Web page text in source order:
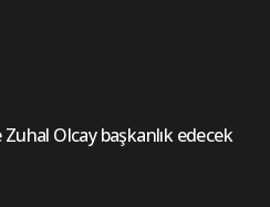
Zuhal Olcay başkanlık edecek